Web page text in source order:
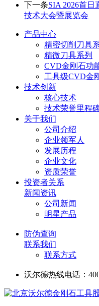
下一条SIA 2026首
技术大会暨展览会
产品中心
精密切削刀具
精微刀具系列
CVD金刚石功
工具级CVD金
技术创新
核心技术
技术荣誉里程
关于我们
公司介绍
企业领军人
发展历程
企业文化
资质荣誉
投资者关系
新闻资讯
公司新闻
明星产品
防伪查询
联系我们
联系方式
沃尔德热线电话：